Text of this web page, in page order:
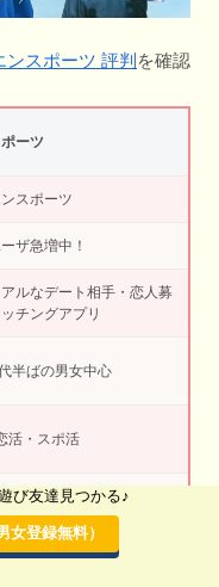
ンスポーツ 評判 を確認
ーツ
スポーツ
ザ急増中！
ルなデート相手・恋人募
チングアプリ
半ばの男女中心
活・スポ活
地方都市や都市部の会員
ーで仲間ができやすい
び友達見つかる♪
女登録無料）